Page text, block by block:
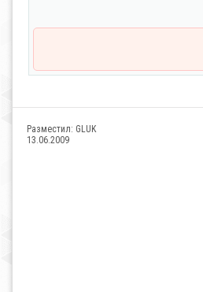
Разместил: GLUK
13.06.2009